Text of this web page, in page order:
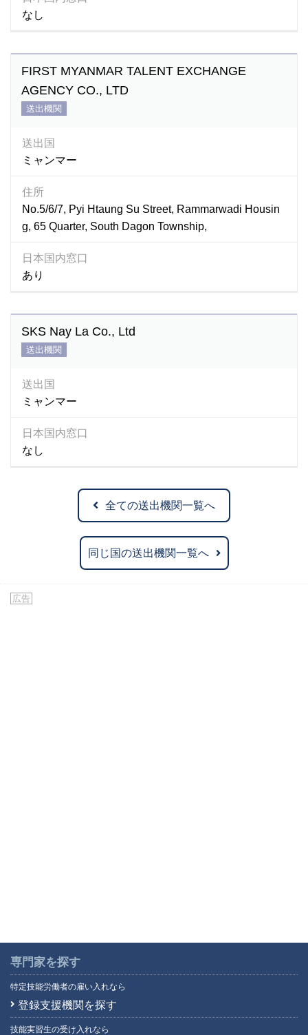
なし
FIRST MYANMAR TALENT EXCHANGE
AGENCY CO., LTD
送出機関
送出国
ミャンマー
住所
No.5/6/7, Pyi Htaung Su Street, Rammarwadi Housin
g, 65 Quarter, South Dagon Township,
日本国内窓口
あり
SKS Nay La Co., Ltd
送出機関
送出国
ミャンマー
日本国内窓口
なし
全ての送出機関一覧へ
同じ国の送出機関一覧へ
広告
専門家を探す
特定技能労働者の雇い入れなら
登録支援機関を探す
技能実習生の受け入れなら